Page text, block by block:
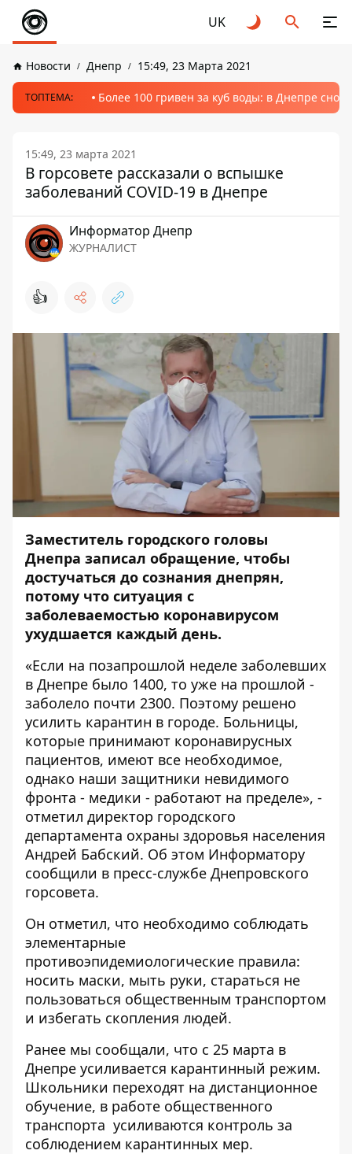
UK
Новости Днепр 15:49, 23 Марта 2021
ТОПТЕМА: Более 100 гривен за куб воды: в Днепре
15:49, 23 марта 2021
В горсовете рассказали о вспышке
заболеваний COVID-19 в Днепре
Информатор Днепр
ЖУРНАЛИСТ
👍
Заместитель городского головы
Днепра записал обращение, чтобы
достучаться до сознания днепрян,
потому что ситуация с
заболеваемостью коронавирусом
ухудшается каждый день.
«Если на позапрошлой неделе заболевших
в Днепре было 1400, то уже на прошлой -
заболело почти 2300. Поэтому решено
усилить карантин в городе. Больницы,
которые принимают коронавирусных
пациентов, имеют все необходимое,
однако наши защитники невидимого
фронта - медики - работают на пределе», -
отметил директор городского
департамента охраны здоровья населения
Андрей Бабский. Об этом Информатору
сообщили в пресс-службе Днепровского
горсовета.
Он отметил, что необходимо соблюдать
элементарные
противоэпидемиологические правила:
носить маски, мыть руки, стараться не
пользоваться общественным транспортом
и избегать скопления людей.
Ранее мы сообщали, что с 25 марта в
Днепре усиливается карантинный режим.
Школьники переходят на дистанционное
обучение, в работе общественного
транспорта усиливаются контроль за
соблюдением карантинных мер.